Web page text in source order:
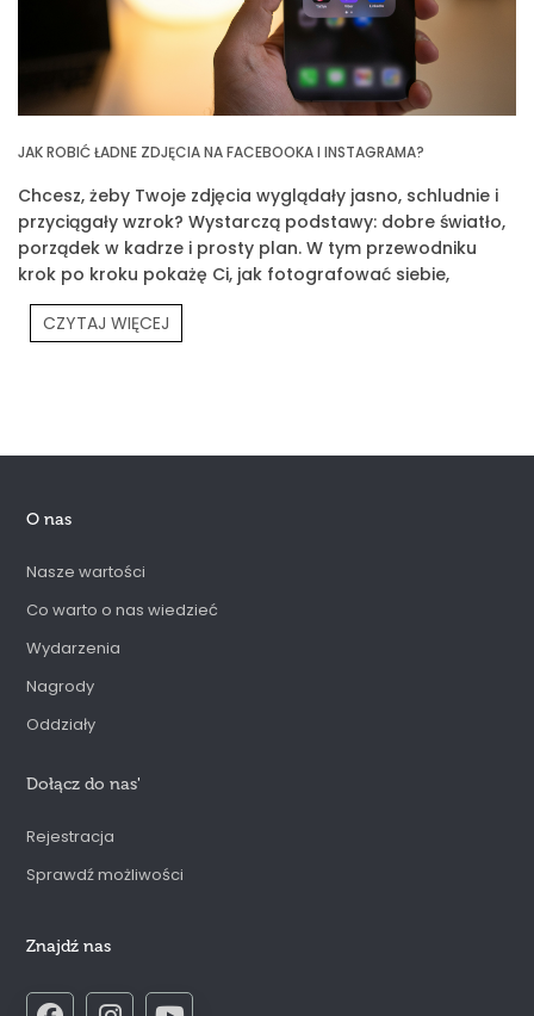
JAK ROBIĆ ŁADNE ZDJĘCIA NA FACEBOOKA I INSTAGRAMA?
Chcesz, żeby Twoje zdjęcia wyglądały jasno, schludnie i
przyciągały wzrok? Wystarczą podstawy: dobre światło,
porządek w kadrze i prosty plan. W tym przewodniku
krok po kroku pokażę Ci, jak fotografować siebie,
produkty Prouvé i Twoją codzienność.
CZYTAJ WIĘCEJ
O nas
Nasze wartości
Co warto o nas wiedzieć
Wydarzenia
Nagrody
Oddziały
Dołącz do nas'
Rejestracja
Sprawdź możliwości
Znajdź nas